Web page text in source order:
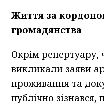
Життя за
громадянства
Окрім репертуару,
викликали заяви
проживання та
публічно